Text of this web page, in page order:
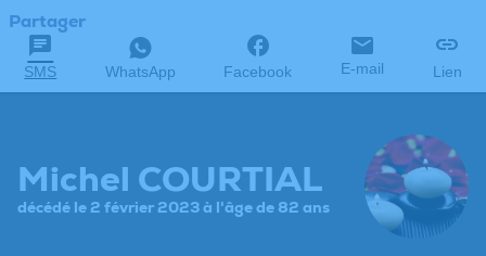
Partager
SMS WhatsApp Facebook E-mail Lien
Michel COURTIAL
décédé le 2 février 2023 à l'âge de 82 ans